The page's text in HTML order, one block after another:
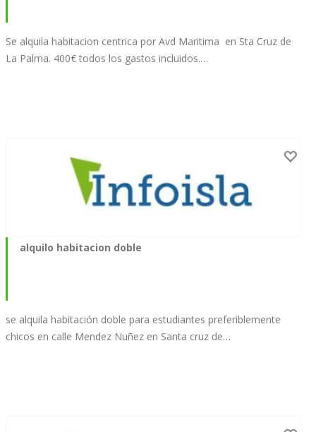
Se alquila habitacion centrica por Avd Maritima en Sta Cruz de
La Palma. 400€ todos los gastos incluidos.…
alquilo habitacion doble
se alquila habitación doble para estudiantes preferiblemente
chicos en calle Mendez Nuñez en Santa cruz de…